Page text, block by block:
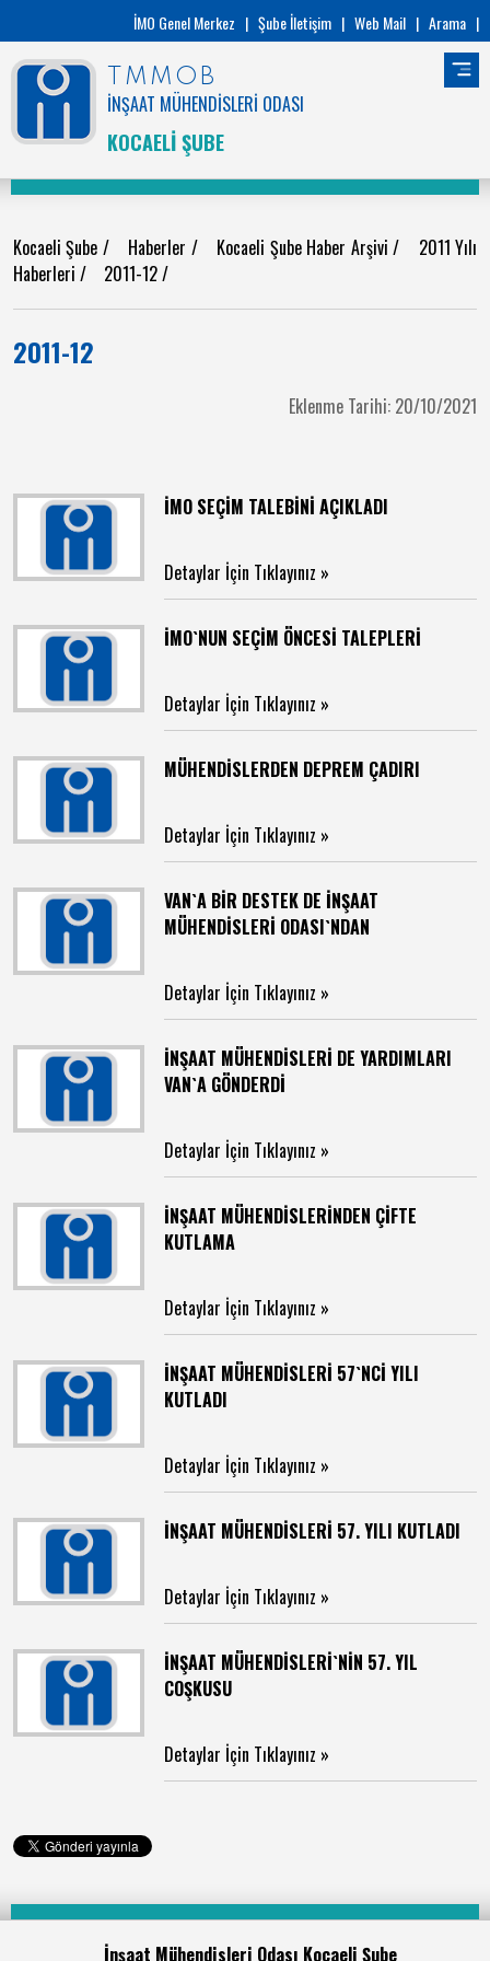
İMO Genel Merkez | Şube İletişim | Web Mail | Arama |
TMMOB
İNŞAAT MÜHENDİSLERİ ODASI
KOCAELİ ŞUBE
Kocaeli Şube / Haberler / Kocaeli Şube Haber Arşivi/ 2011 Yılı
Haberleri / 2011-12/
2011-12
Eklenme Tarihi: 20/10/2021
İMO SEÇİM TALEBİNİ AÇIKLADI
Detaylar İçin Tıklayınız »
İMO`NUN SEÇİM ÖNCESİ TALEPLERİ
Detaylar İçin Tıklayınız »
MÜHENDİSLERDEN DEPREM ÇADIRI
Detaylar İçin Tıklayınız »
VAN`A BİR DESTEK DE İNŞAAT
MÜHENDİSLERİ ODASI`NDAN
Detaylar İçin Tıklayınız »
İNŞAAT MÜHENDİSLERİ DE YARDIMLARI
VAN`A GÖNDERDİ
Detaylar İçin Tıklayınız »
İNŞAAT MÜHENDİSLERİNDEN ÇİFTE
KUTLAMA
Detaylar İçin Tıklayınız »
İNŞAAT MÜHENDİSLERİ 57`NCİ YILI
KUTLADI
Detaylar İçin Tıklayınız »
İNŞAAT MÜHENDİSLERİ 57. YILI KUTLADI
Detaylar İçin Tıklayınız »
İNŞAAT MÜHENDİSLERİ`NİN 57. YIL
COŞKUSU
Detaylar İçin Tıklayınız »
İnşaat Mühendisleri Odası Kocaeli Şube